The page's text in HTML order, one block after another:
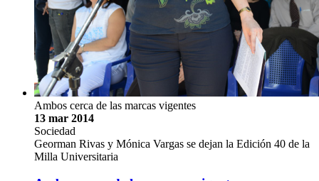
Ambos cerca de las marcas vigentes
13 mar 2014
Sociedad
Georman Rivas y Mónica Vargas se dejan la Edición 40 de la
Milla Universitaria